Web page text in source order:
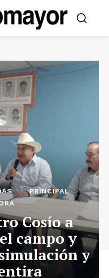
PRINCIPAL
Cosío a
campo y
y